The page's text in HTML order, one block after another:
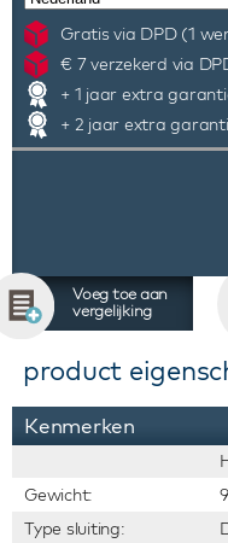
Gratis via DPD (1
€ 7 verzekerd via
+ 1 jaar extra
+ 2 jaar extra
Voeg toe aan
vergelijking
product
Kenmerken
Gewicht:
Type sluiting: